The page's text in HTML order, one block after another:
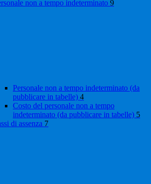
non a tempo indeterminato 9
Personale non a tempo indeterminato (da
pubblicare in tabelle) 4
Costo del personale non a tempo
indeterminato (da pubblicare in tabelle) 5
di assenza 7